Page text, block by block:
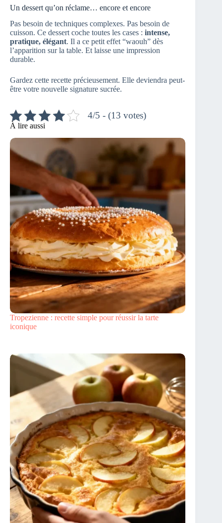
Un dessert qu’on réclame… encore et encore
Pas besoin de techniques complexes. Pas besoin de
cuisson. Ce dessert coche toutes les cases : intense,
pratique, élégant. Il a ce petit effet “waouh” dès
l’apparition sur la table. Et laisse une impression
durable.
Gardez cette recette précieusement. Elle deviendra peut-
être votre nouvelle signature sucrée.
4/5 - (13 votes)
À lire aussi
Tropezienne : recette simple pour réussir la tarte
iconique